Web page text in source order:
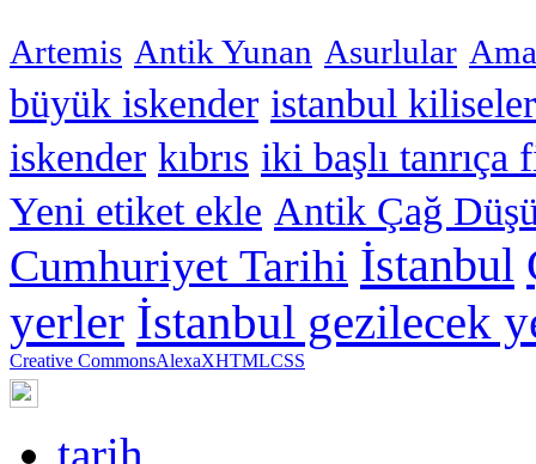
Artemis Antik Yunan Asurlular
büyük iskender istanbul
iskender kıbrıs iki başlı tanrıça
Yeni etiket ekle Antik Çağ
Cumhuriyet Tarihi İstanbul
yerler İstanbul gezilecek
Creative CommonsAlexaXHTMLCSS